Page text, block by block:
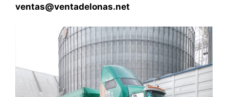
ventas@ventadelonas.net